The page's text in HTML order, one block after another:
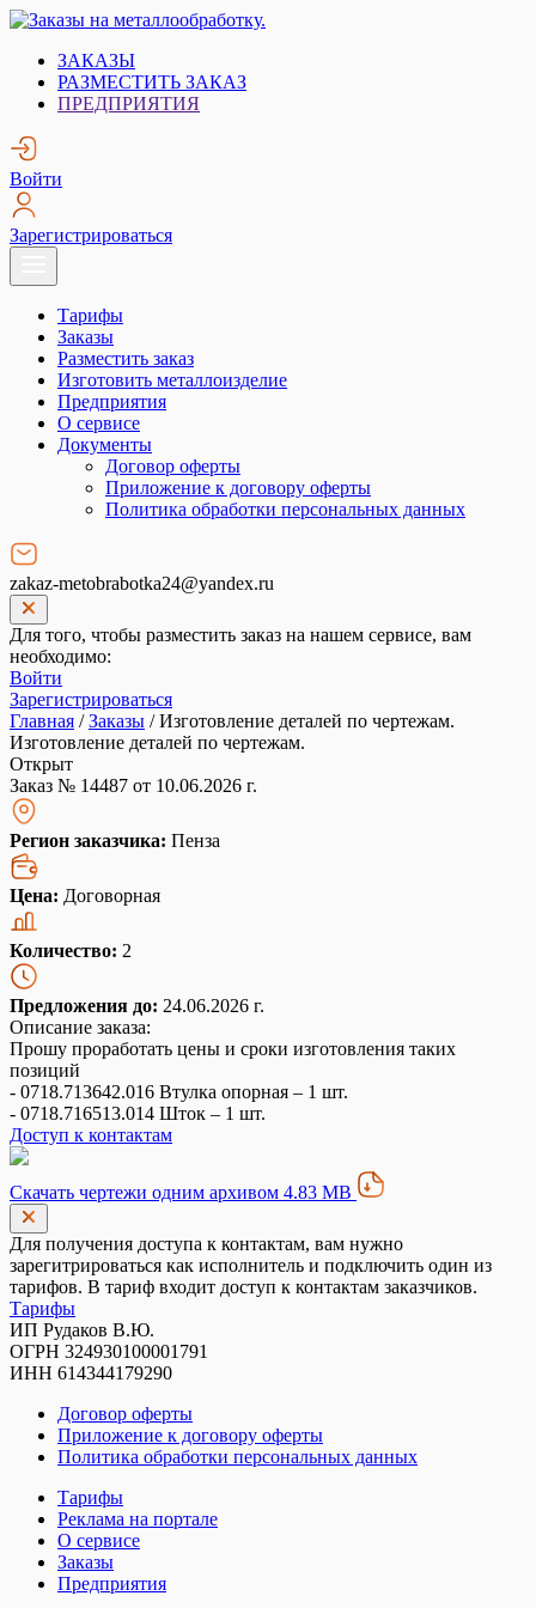
Skip
content
Заказы на металлообработку.
Металлообработка. Открытые заказы на металлообработку.
ЗАКАЗЫ
РАЗМЕСТИТЬ ЗАКАЗ
ПРЕДПРИЯТИЯ
Войти
Зарегистрироваться
Тарифы
Заказы
Разместить заказ
Изготовить металлоизделие
Предприятия
О сервисе
Документы
Договор оферты
Приложение к договору оферты
Политика обработки персональных данных
zakaz-metobrabotka24@yandex.ru
Для того, чтобы разместить заказ на нашем сервисе, вам
необходимо:
Войти
Зарегистрироваться
Главная /Заказы /Изготовление деталей по чертежам.
Изготовление деталей по чертежам.
Открыт
Заказ № 14487 от 10.06.2026 г.
Регион заказчика: Пенза
Цена: Договорная
Количество: 2
Предложения до: 24.06.2026 г.
Описание заказа:
Прошу проработать цены и сроки изготовления таких
позиций
- 0718.713642.016 Втулка опорная – 1 шт.
- 0718.716513.014 Шток – 1 шт.
Доступ к контактам
Скачать чертежи одним архивом 4.83 MB
Для получения доступа к контактам, вам нужно
зарегитрироваться как исполнитель и подключить один из
тарифов. В тариф входит доступ к контактам заказчиков.
Тарифы
ИП Рудаков В.Ю.
ОГРН 324930100001791
ИНН 614344179290
Договор оферты
Приложение к договору оферты
Политика обработки персональных данных
Тарифы
Реклама на портале
О сервисе
Заказы
Предприятия